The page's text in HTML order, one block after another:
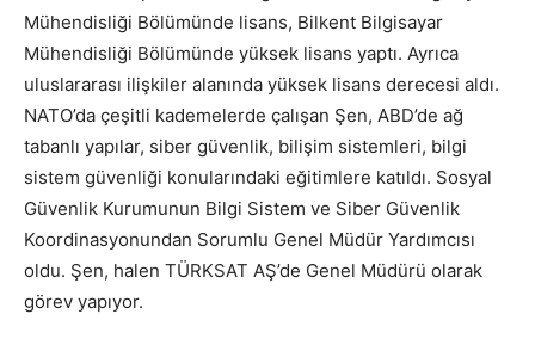
Mühendisliği Bölümünde lisans, Bilkent Bilgisayar
Mühendisliği Bölümünde yüksek lisans yaptı. Ayrıca
uluslararası ilişkiler alanında yüksek lisans derecesi aldı.
NATO’da çeşitli kademelerde çalışan Şen, ABD’de ağ
tabanlı yapılar, siber güvenlik, bilişim sistemleri, bilgi
sistem güvenliği konularındaki eğitimlere katıldı. Sosyal
Güvenlik Kurumunun Bilgi Sistem ve Siber Güvenlik
Koordinasyonundan Sorumlu Genel Müdür Yardımcısı
oldu. Şen, halen TÜRKSAT AŞ’de Genel Müdürü olarak
görev yapıyor.